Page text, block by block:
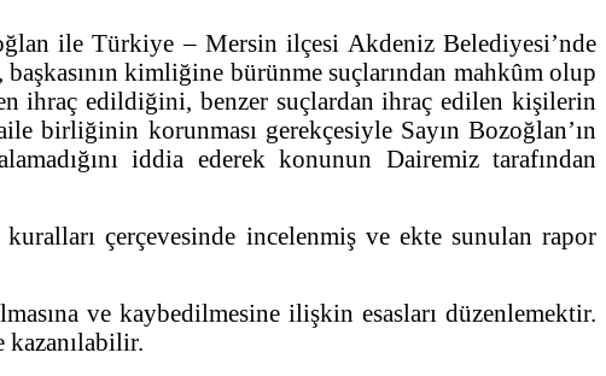
ile Türkiye – Mersin ilçesi Akdeniz Belediyesi’nde
başkasının kimliğine bürünme suçlarından mahkûm olup
ihraç edildiğini, benzer suçlardan ihraç edilen kişilerin
birliğinin korunması gerekçesiyle Sayın Bozoğlan’ın
iddia ederek konunun Dairemiz tarafından
çerçevesinde incelenmiş ve ekte sunulan rapor
ve kaybedilmesine ilişkin esasları düzenlemektir.
kazanılabilir.